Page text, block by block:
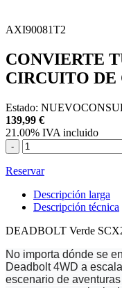
AXI90081T2
CONVIERTE
CIRCUITO DE
Estado: NUEVO
139,99 €
21.00% IVA incluido
-
Reservar
Descripción larga
Descripción técnica
DEADBOLT Verde
No importa dónde se
Deadbolt 4WD a
escenario de